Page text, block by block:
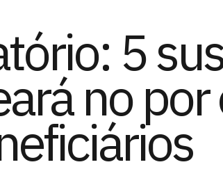
5
no